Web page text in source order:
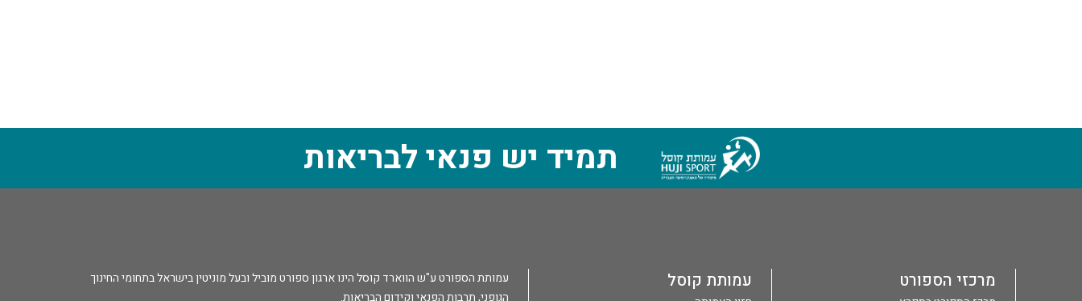
תמיד יש פנאי לבריאות
מרכזי הספורט עמותת קוסל
עמותת הספורט ע"ש הווארד קוסל הינו ארגון ספורט מוביל ובעל מוניטין בישראל בתחומי החינוך